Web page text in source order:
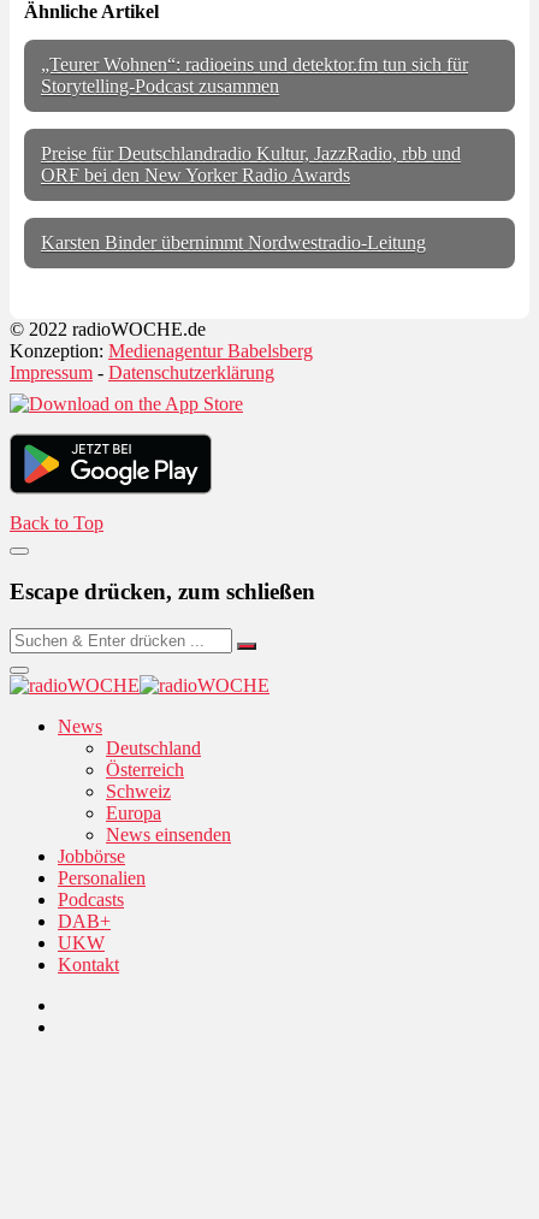
Ähnliche Artikel
„Teurer Wohnen“: radioeins und detektor.fm tun sich für
Storytelling-Podcast zusammen
Preise für Deutschlandradio Kultur, JazzRadio, rbb und
ORF bei den New Yorker Radio Awards
Karsten Binder übernimmt Nordwestradio-Leitung
© 2022 radioWOCHE.de
Konzeption: Medienagentur Babelsberg
Impressum - Datenschutzerklärung
Back to Top
Escape drücken, zum schließen
News
Deutschland
Österreich
Schweiz
Europa
News einsenden
Jobbörse
Personalien
Podcasts
DAB+
UKW
Kontakt